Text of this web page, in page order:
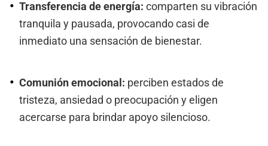
Transferencia de energía: comparten su vibración
tranquila y pausada, provocando casi de
inmediato una sensación de bienestar.
Comunión emocional: perciben estados de
tristeza, ansiedad o preocupación y eligen
acercarse para brindar apoyo silencioso.